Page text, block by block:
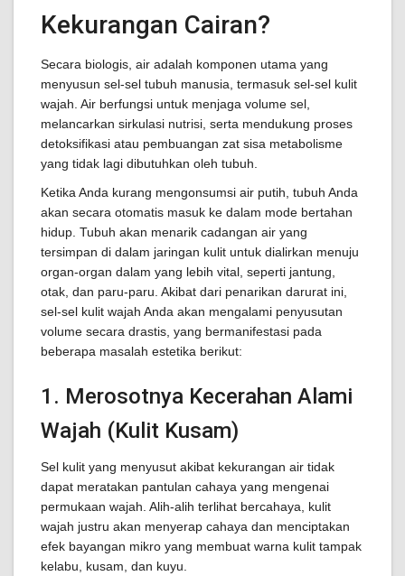
Kekurangan Cairan?
Secara biologis, air adalah komponen utama yang
menyusun sel-sel tubuh manusia, termasuk sel-sel kulit
wajah. Air berfungsi untuk menjaga volume sel,
melancarkan sirkulasi nutrisi, serta mendukung proses
detoksifikasi atau pembuangan zat sisa metabolisme
yang tidak lagi dibutuhkan oleh tubuh.
Ketika Anda kurang mengonsumsi air putih, tubuh Anda
akan secara otomatis masuk ke dalam mode bertahan
hidup. Tubuh akan menarik cadangan air yang
tersimpan di dalam jaringan kulit untuk dialirkan menuju
organ-organ dalam yang lebih vital, seperti jantung,
otak, dan paru-paru. Akibat dari penarikan darurat ini,
sel-sel kulit wajah Anda akan mengalami penyusutan
volume secara drastis, yang bermanifestasi pada
beberapa masalah estetika berikut:
1. Merosotnya Kecerahan Alami
Wajah (Kulit Kusam)
Sel kulit yang menyusut akibat kekurangan air tidak
dapat meratakan pantulan cahaya yang mengenai
permukaan wajah. Alih-alih terlihat bercahaya, kulit
wajah justru akan menyerap cahaya dan menciptakan
efek bayangan mikro yang membuat warna kulit tampak
kelabu, kusam, dan kuyu.